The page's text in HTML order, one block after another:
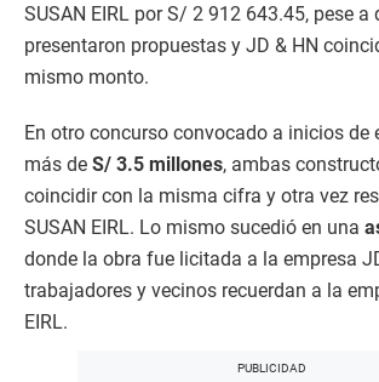
SUSAN EIRL por S/ 2 912 643.45, pese a
presentaron propuestas y JD & HN
mismo monto.
En otro concurso convocado a inicios de
más de S/ 3.5 millones, ambas
coincidir con la misma cifra y otra vez
SUSAN EIRL. Lo mismo sucedió en una
donde la obra fue licitada a la empresa
trabajadores y vecinos recuerdan a la
EIRL.